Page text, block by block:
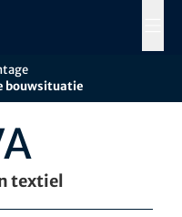
bouwsituatie
door
textiel